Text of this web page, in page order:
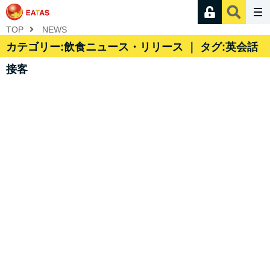
TOP NEWS
カテゴリー:飲食ニュース・リリース ｜ タグ:英会話
接客